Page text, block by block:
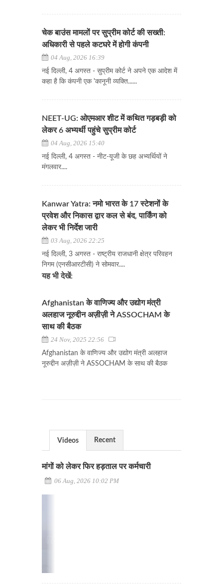
चेक बाउंस मामलों पर सुप्रीम कोर्ट की सख्ती:
अधिकारी से पहले कटघरे में होगी कंपनी
04 Aug, 2026 16:39
नई दिल्ली, 4 अगस्त - सुप्रीम कोर्ट ने अपने एक आदेश में
कहा है कि कंपनी एक 'कानूनी व्यक्ति......
NEET-UG: ओएमआर शीट में कथित गड़बड़ी को
लेकर 6 अभ्यर्थी पहुंचे सुप्रीम कोर्ट
04 Aug, 2026 15:40
नई दिल्ली, 4 अगस्त - नीट-यूजी के छह अभ्यर्थियों ने
मंगलवार....
Kanwar Yatra: नमो भारत के 17 स्टेशनों के
प्रवेश और निकास द्वार कल से बंद, पार्किंग को
लेकर भी निर्देश जारी
03 Aug, 2026 22:25
नई दिल्ली, 3 अगस्त - राष्ट्रीय राजधानी क्षेत्र परिवहन
निगम (एनसीआरटीसी) ने सोमवार....
यह भी देखें:
Afghanistan के वाणिज्य और उद्योग मंत्री
अलहाज नूरुद्दीन अज़ीज़ी ने ASSOCHAM के
साथ की बैठक
24 Nov, 2025 22:56
Afghanistan के वाणिज्य और उद्योग मंत्री अलहाज
नूरुद्दीन अज़ीज़ी ने ASSOCHAM के साथ की बैठक
Videos Recent
मांगों को लेकर फिर हड़ताल पर कर्मचारी
06 Aug, 2026 10:02 PM